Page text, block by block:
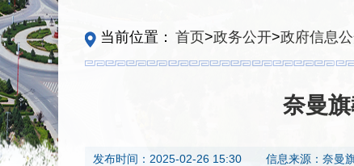
当前位置： 首页>政务公开>政府信息
奈曼
发布时间： 2025-02-26 15:30 信息来源： 奈曼